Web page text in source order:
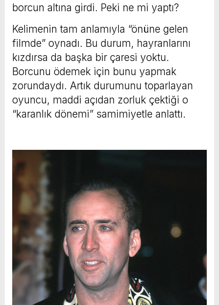
borcun altına girdi. Peki ne mi yaptı?
Kelimenin tam anlamıyla “önüne gelen
filmde” oynadı. Bu durum, hayranlarını
kızdırsa da başka bir çaresi yoktu.
Borcunu ödemek için bunu yapmak
zorundaydı. Artık durumunu toparlayan
oyuncu, maddi açıdan zorluk çektiği o
“karanlık dönemi” samimiyetle anlattı.